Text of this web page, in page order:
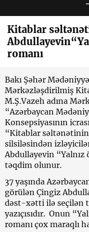
Kitablar
romanı
Bakı Şəhər
Mərkəzləşdirilmiş
M.Ş.Vazeh adına
“Azərbaycan
Konsepsiyasının
“Kitablar
silsiləsindən
Abdullayevin
təqdim olunur.
37 yaşında
görülən Çingiz
dəst-xətti ilə seçilən
yazıçısıdır. Onun
romanı çox maraqlı